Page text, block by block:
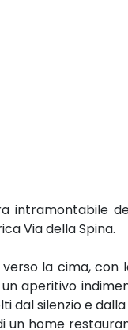
intramontabile
Via della Spina.
la cima, con
aperitivo
dal silenzio e
home